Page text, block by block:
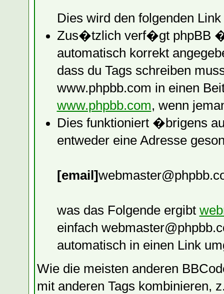
Dies wird den folgenden
Zus�tzlich verf�gt phpBB
automatisch korrekt
dass du Tags schreiben
www.phpbb.com in einen
www.phpbb.com, wenn
Dies funktioniert �brigens
entweder eine Adresse
[email]
was das Folgende ergibt
einfach
automatisch in einen Link
Wie die meisten anderen
mit anderen Tags kombinieren,